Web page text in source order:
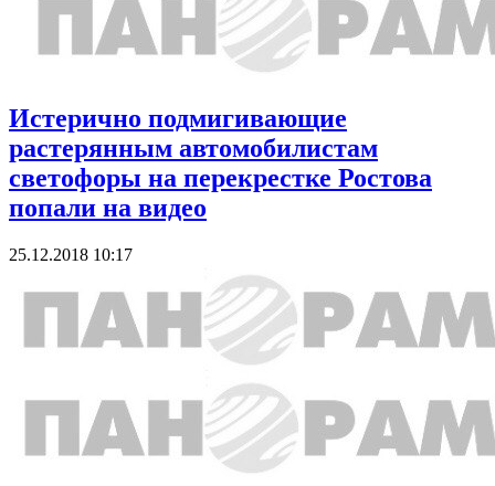
Истерично подмигивающие
растерянным автомобилистам
светофоры на перекрестке Ростова
попали на видео
25.12.2018 10:17